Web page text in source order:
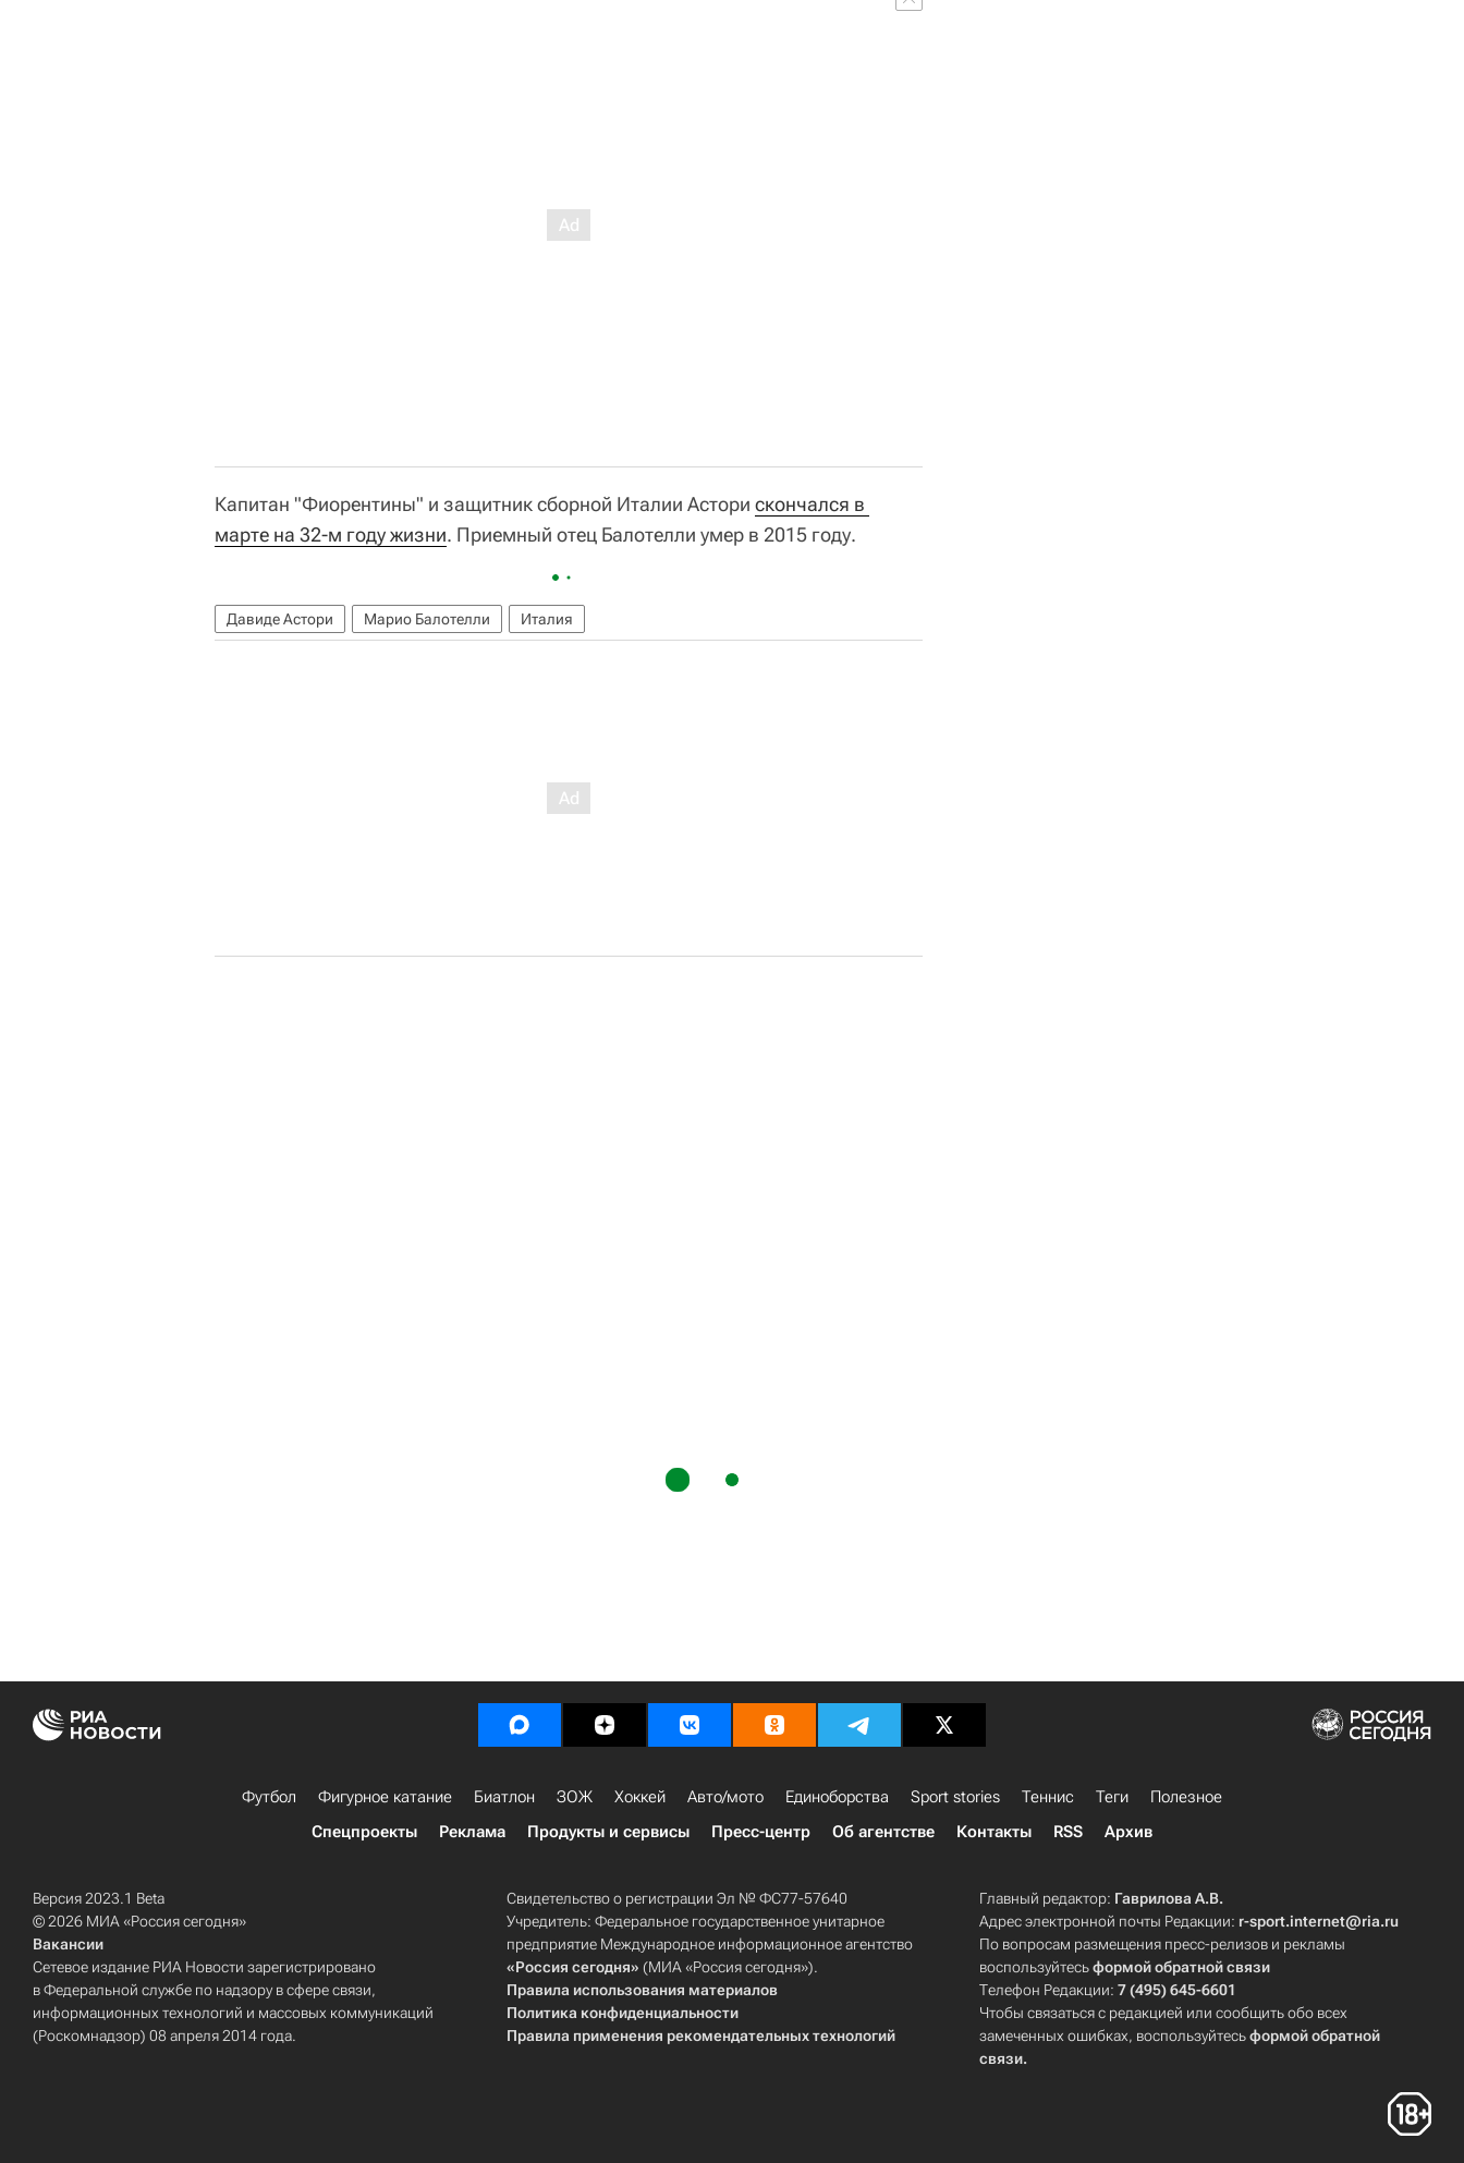
Капитан "Фиорентины" и защитник сборной Италии Астори скончался в
марте на 32-м году жизни. Приемный отец Балотелли умер в 2015 году.
Давиде Астори Марио Балотелли Италия
Футбол Фигурное катание Биатлон ЗОЖ Хоккей Авто/мото Единоборства Sport stories Теннис Теги
Полезное
Спецпроекты
Реклама Продукты и сервисы Пресс-центр Об агентстве Контакты RSS Архив
Версия 2023.1 Beta
© 2026 МИА «Россия сегодня»
Вакансии
Сетевое издание РИА Новости зарегистрировано
в Федеральной службе по надзору в сфере связи,
информационных технологий и массовых коммуникаций
(Роскомнадзор) 08 апреля 2014 года.
Свидетельство о регистрации Эл № ФС77-57640
Учредитель: Федеральное государственное унитарное
предприятие Международное информационное агентство
«Россия сегодня» (МИА «Россия сегодня»).
Правила использования материалов
Политика конфиденциальности
Правила применения рекомендательных технологий
Главный редактор: Гаврилова А.В.
Адрес электронной почты Редакции: r-sport.internet@ria.ru
По вопросам размещения пресс-релизов и рекламы
воспользуйтесьформой обратной связи
Телефон Редакции:7 (495) 645-6601
Чтобы связаться с редакцией или сообщить обо всех
замеченных ошибках, воспользуйтесьформой обратной
связи.